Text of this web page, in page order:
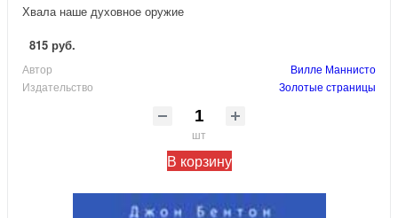
Хвала наше духовное оружие
815 руб.
Автор
Вилле Маннисто
Издательство
Золотые страницы
шт
В корзину